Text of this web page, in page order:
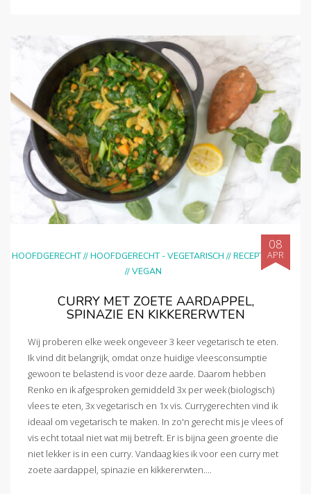
HOOFDGERECHT//HOOFDGERECHT - VEGETARISCH //RECEPTEN
//VEGAN
08
APR
CURRY MET ZOETE AARDAPPEL,
SPINAZIE EN KIKKERERWTEN
Wij proberen elke week ongeveer 3 keer vegetarisch te eten.
Ik vind dit belangrijk, omdat onze huidige vleesconsumptie
gewoon te belastend is voor deze aarde. Daarom hebben
Renko en ik afgesproken gemiddeld 3x per week (biologisch)
vlees te eten, 3x vegetarisch en 1x vis. Currygerechten vind ik
ideaal om vegetarisch te maken. In zo'n gerecht mis je vlees of
vis echt totaal niet wat mij betreft. Er is bijna geen groente die
niet lekker is in een curry. Vandaag kies ik voor een curry met
zoete aardappel, spinazie en kikkererwten....